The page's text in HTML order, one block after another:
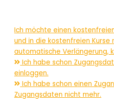
Ich möchte einen
und in die kostenfreien Kurse
automatische Verlängerung,
Ich habe schon
einloggen.
Ich habe schon einen
Zugangsdaten nicht mehr.